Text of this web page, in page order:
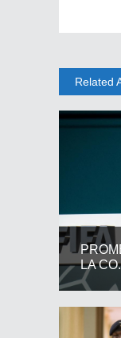
Related
LA